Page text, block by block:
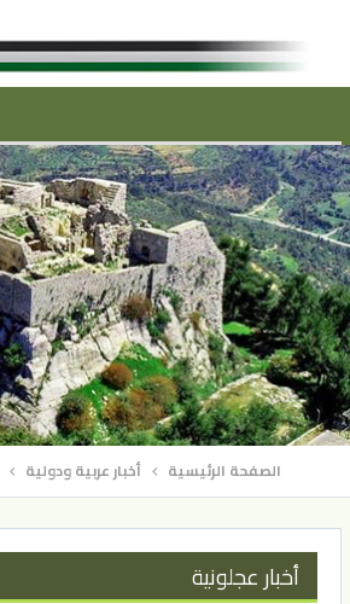
الصفحة الرئيسية أخبار عربية ودولية
أخبار عجلونية